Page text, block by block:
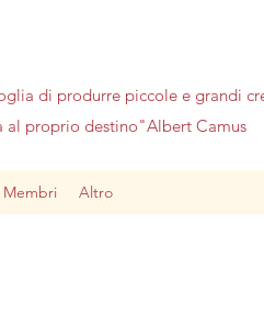
di produrre piccole e grandi
al proprio destino"Albert Camus
Membri Altro